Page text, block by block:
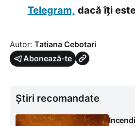
Telegram, dacă îți
Autor: Tatiana Cebotari
Abonează-te
Știri recomandate